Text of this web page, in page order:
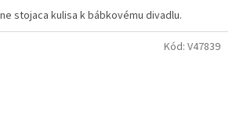
stojaca kulisa k bábkovému divadlu.
Kód: V47839